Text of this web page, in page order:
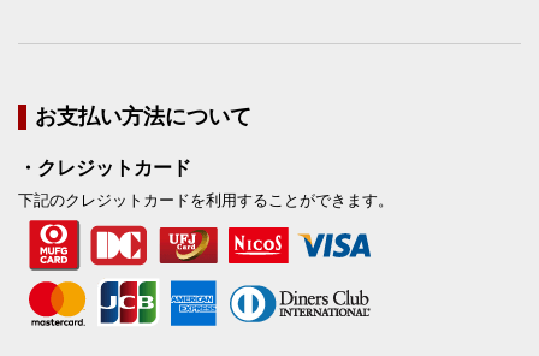
お支払い方法について
・クレジットカード
下記のクレジットカードを利用することができます。